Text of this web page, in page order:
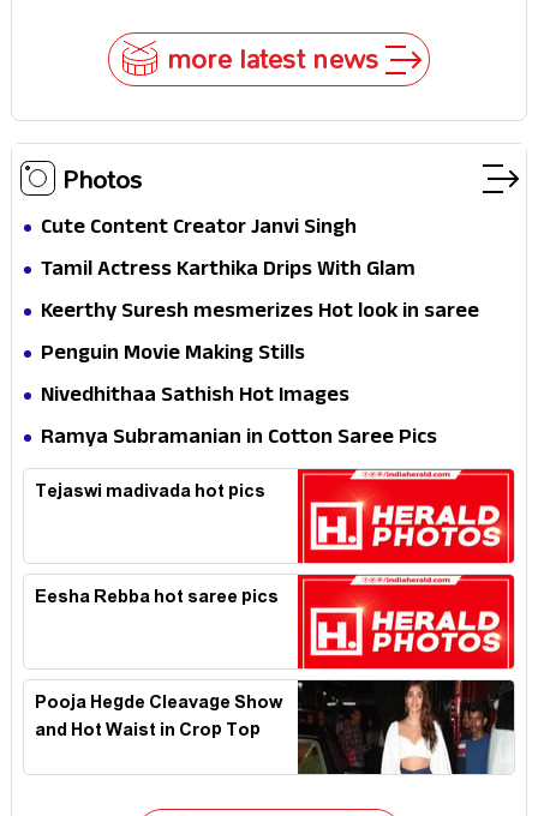
more latest news
Photos
Cute Content Creator Janvi Singh
Tamil Actress Karthika Drips With Glam
Keerthy Suresh mesmerizes Hot look in saree
Penguin Movie Making Stills
Nivedhithaa Sathish Hot Images
Ramya Subramanian in Cotton Saree Pics
Tejaswi madivada hot pics
Eesha Rebba hot saree pics
Pooja Hegde Cleavage Show
and Hot Waist in Crop Top